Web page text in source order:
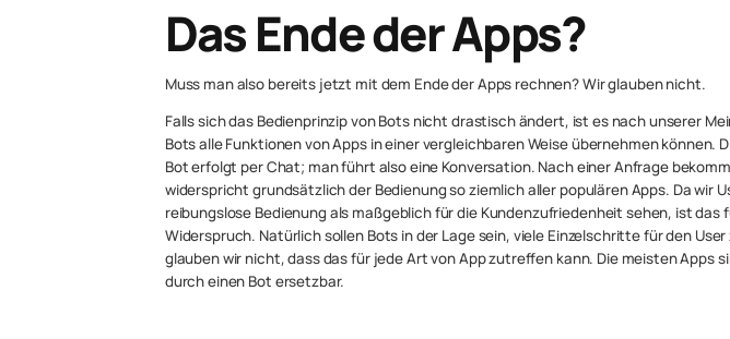
Das Ende der Apps?
Muss man also bereits jetzt mit dem Ende der Apps rechnen? Wir glauben nicht.
Falls sich das Bedienprinzip von Bots nicht drastisch ändert, ist es nach unserer
Bots alle Funktionen von Apps in einer vergleichbaren Weise übernehmen können.
Bot erfolgt per Chat; man führt also eine Konversation. Nach einer Anfrage
widerspricht grundsätzlich der Bedienung so ziemlich aller populären Apps. Da wir
reibungslose Bedienung als maßgeblich für die Kundenzufriedenheit sehen, ist das
Widerspruch. Natürlich sollen Bots in der Lage sein, viele Einzelschritte für den
glauben wir nicht, dass das für jede Art von App zutreffen kann. Die meisten Apps
durch einen Bot ersetzbar.